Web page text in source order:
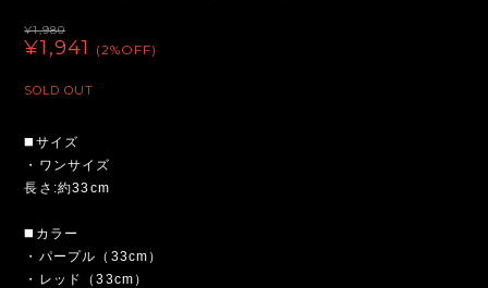
¥1,980
¥1,941 (2%OFF)
SOLD OUT
◼️サイズ
・ワンサイズ
長さ:約33cm
◼️カラー
・パープル（33cm）
・レッド（33cm）